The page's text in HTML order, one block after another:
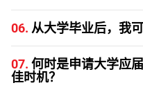
是的，所有应届毕业生职
06. 从大学毕业后，我
根据您的学位类型和相关
或专业级别职位的资格。
07. 何时是申请大学应
佳时机？